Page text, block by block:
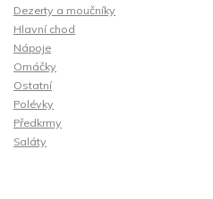
Dezerty a moučníky
Hlavní chod
Nápoje
Omáčky
Ostatní
Polévky
Předkrmy
Saláty